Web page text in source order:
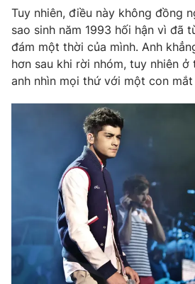
Giải sao mai
Làm đẹp
Chất lượng cuộc sống
Tuyển sinh
Học trực tuyến
Công nghệ
Hitech Công nghệ tương lai
Sản phẩm
Giao lưu trực tuyến
Lịch phát sóng
Chuyên mục khác
Emagazine
Video
Tuy nhiên, điều này không đồng
sao sinh năm 1993 hối hận vì đã
đám một thời của mình. Anh
hơn sau khi rời nhóm, tuy nhiên
anh nhìn mọi thứ với một con